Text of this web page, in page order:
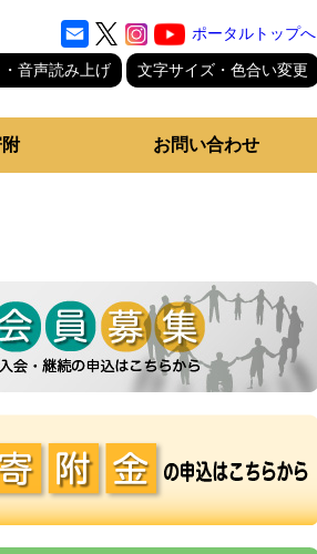
ポータルトップへ
音声読み上げ 文字サイズ・色合い変更
お問い合わせ